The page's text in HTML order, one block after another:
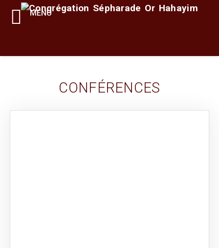
CONFÉRENCES
MENU